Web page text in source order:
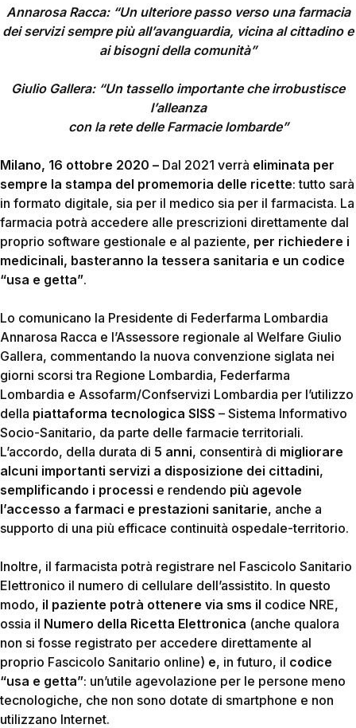
Annarosa Racca: “Un ulteriore passo verso una farmacia
dei servizi sempre più all’avanguardia, vicina al cittadino e
ai bisogni della comunità”
Giulio Gallera: “Un tassello importante che irrobustisce
l’alleanza
con la rete delle Farmacie lombarde”
Milano, 16 ottobre 2020 – Dal 2021 verrà eliminata per
sempre la stampa del promemoria delle ricette: tutto sarà
in formato digitale, sia per il medico sia per il farmacista. La
farmacia potrà accedere alle prescrizioni direttamente dal
proprio software gestionale e al paziente, per richiedere i
medicinali, basteranno la tessera sanitaria e un codice
“usa e getta”.
Lo comunicano la Presidente di Federfarma Lombardia
Annarosa Racca e l’Assessore regionale al Welfare Giulio
Gallera, commentando la nuova convenzione siglata nei
giorni scorsi tra Regione Lombardia, Federfarma
Lombardia e Assofarm/Confservizi Lombardia per l’utilizzo
della piattaforma tecnologica SISS – Sistema Informativo
Socio-Sanitario, da parte delle farmacie territoriali.
L’accordo, della durata di 5 anni, consentirà di migliorare
alcuni importanti servizi a disposizione dei cittadini,
semplificando i processi e rendendo più agevole
l’accesso a farmaci e prestazioni sanitarie, anche a
supporto di una più efficace continuità ospedale-territorio.
Inoltre, il farmacista potrà registrare nel Fascicolo Sanitario
Elettronico il numero di cellulare dell’assistito. In questo
modo, il paziente potrà ottenere via sms il codice NRE,
ossia il Numero della Ricetta Elettronica (anche qualora
non si fosse registrato per accedere direttamente al
proprio Fascicolo Sanitario online) e, in futuro, il codice
“usa e getta”: un’utile agevolazione per le persone meno
tecnologiche, che non sono dotate di smartphone e non
utilizzano Internet.